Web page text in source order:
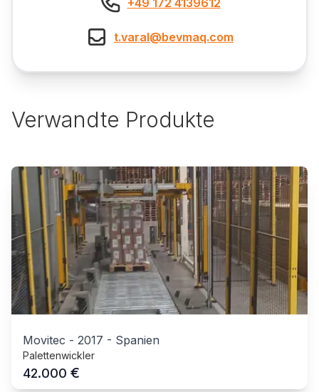
t.varal@bevmaq.com
Verwandte Produkte
Movitec - 2017 - Spanien
Palettenwickler
42.000 €